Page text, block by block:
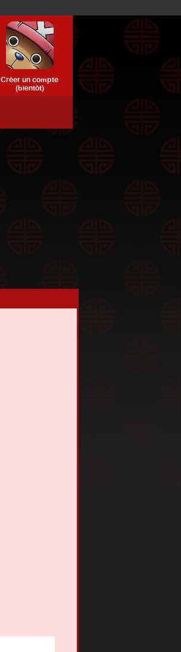
Créer un compte
(bientôt)